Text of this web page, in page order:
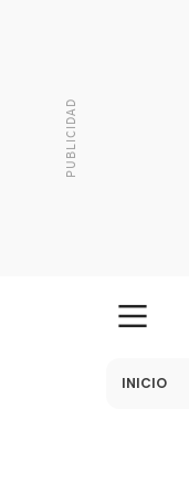
INICIO